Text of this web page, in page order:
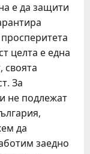
е да защити
целта е една
своята
За
не подлежат
да
заедно